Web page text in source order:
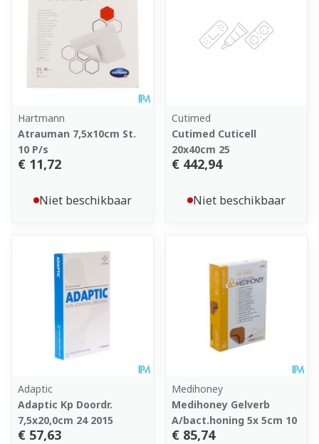
Hartmann
Atrauman 7,5x10cm St.
10 P/s
€ 11,72
Niet beschikbaar
Cutimed
Cutimed Cuticell
20x40cm 25
€ 442,94
Niet beschikbaar
Adaptic
Adaptic Kp Doordr.
7,5x20,0cm 24 2015
€ 57,63
Medihoney
Medihoney Gelverb
A/bact.honing 5x 5cm 10
€ 85,74